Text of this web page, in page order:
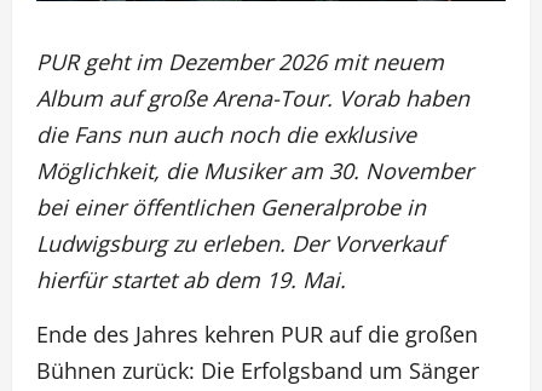
PUR geht im Dezember 2026 mit neuem
Album auf große Arena-Tour. Vorab haben
die Fans nun auch noch die exklusive
Möglichkeit, die Musiker am 30. November
bei einer öffentlichen Generalprobe in
Ludwigsburg zu erleben. Der Vorverkauf
hierfür startet ab dem 19. Mai.
Ende des Jahres kehren PUR auf die großen
Bühnen zurück: Die Erfolgsband um Sänger